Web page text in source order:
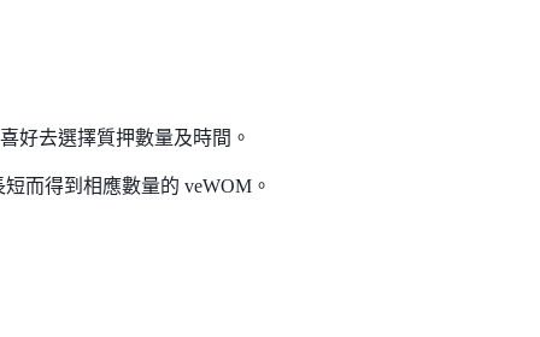
好去選擇質押數量及時間。
而得到相應數量的 veWOM。